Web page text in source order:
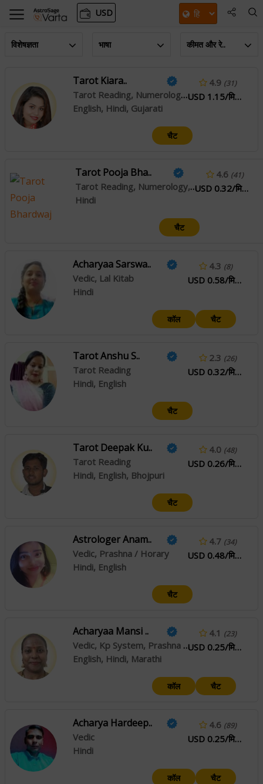
USD
विशेषज्ञता भाषा कीमत और रे..
Tarot Kiara..
Tarot Reading, Numerology, Palmistry, Vastu
English, Hindi, Gujarati
4.9 (31)
USD 1.15/मिनट
चैट
Tarot Pooja Bha..
Tarot Reading, Numerology, Reiki, Angel Reading, Pendulum Dowsing, Face Reading
Hindi
4.6 (41)
USD 0.32/मिनट
चैट
Acharyaa Sarswa..
Vedic, Lal Kitab
Hindi
4.3 (8)
USD 0.58/मिनट
कॉल चैट
Tarot Anshu S..
Tarot Reading
Hindi, English
2.3 (26)
USD 0.32/मिनट
चैट
Tarot Deepak Ku..
Tarot Reading
Hindi, English, Bhojpuri
4.0 (48)
USD 0.26/मिनट
चैट
Astrologer Anam..
Vedic, Prashna / Horary
Hindi, English
4.7 (34)
USD 0.48/मिनट
चैट
Acharyaa Mansi ..
Vedic, Kp System, Prashna / Horary
English, Hindi, Marathi
4.1 (23)
USD 0.25/मिनट
कॉल चैट
Acharya Hardeep..
Vedic
Hindi
4.6 (89)
USD 0.25/मिनट
कॉल चैट